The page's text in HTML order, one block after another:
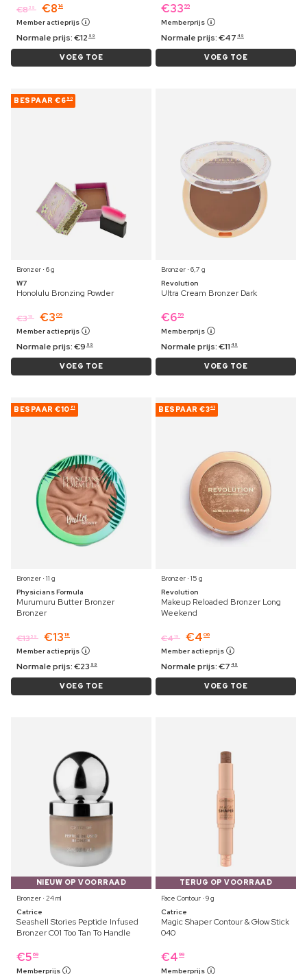
€839 €8 14
Member actieprijs
Normale prijs:€12 99
VOEG TOE
€33 99
Memberprijs
Normale prijs:€47 49
VOEG TOE
BESPAAR €6 90
Bronzer ⋅ 6 g
W7
Honolulu Bronzing Powder
€319 €3 09
Member actieprijs
Normale prijs:€9 99
VOEG TOE
Bronzer ⋅ 6,7 g
Revolution
Ultra Cream Bronzer Dark
€6 59
Memberprijs
Normale prijs:€11 49
VOEG TOE
BESPAAR €10 81
Bronzer ⋅ 11 g
Physicians Formula
Murumuru Butter Bronzer
Bronzer
€1359 €13 18
Member actieprijs
Normale prijs:€23 99
VOEG TOE
BESPAAR €343
Bronzer ⋅ 15 g
Revolution
Makeup Reloaded Bronzer Long
Weekend
€419 €4 06
Member actieprijs
Normale prijs:€7 49
VOEG TOE
NIEUW OP VOORRAAD
Bronzer ⋅ 24 ml
Catrice
Seashell Stories Peptide Infused
Bronzer C01 Too Tan To Handle
€5 69
Memberprijs
TERUG OP VOORRAAD
Face Contour ⋅ 9 g
Catrice
Magic Shaper Contour & Glow Stick
040
€4 99
Memberprijs